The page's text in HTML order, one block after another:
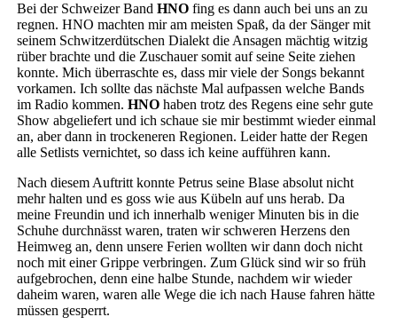
Bei der Schweizer Band HNOfing es dann auch bei uns an zu
regnen. HNO machten mir am meisten Spaß, da der Sänger mit
seinem Schwitzerdütschen Dialekt die Ansagen mächtig witzig
rüber brachte und die Zuschauer somit auf seine Seite ziehen
konnte. Mich überraschte es, dass mir viele der Songs bekannt
vorkamen. Ich sollte das nächste Mal aufpassen welche Bands
im Radio kommen. HNOhaben trotz des Regens eine sehr gute
Show abgeliefert und ich schaue sie mir bestimmt wieder einmal
an, aber dann in trockeneren Regionen. Leider hatte der Regen
alle Setlists vernichtet, so dass ich keine aufführen kann.
Nach diesem Auftritt konnte Petrus seine Blase absolut nicht
mehr halten und es goss wie aus Kübeln auf uns herab. Da
meine Freundin und ich innerhalb weniger Minuten bis in die
Schuhe durchnässt waren, traten wir schweren Herzens den
Heimweg an, denn unsere Ferien wollten wir dann doch nicht
noch mit einer Grippe verbringen. Zum Glück sind wir so früh
aufgebrochen, denn eine halbe Stunde, nachdem wir wieder
daheim waren, waren alle Wege die ich nach Hause fahren hätte
müssen gesperrt.